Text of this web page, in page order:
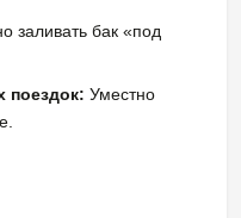
заливать бак «под
поездок: Уместно